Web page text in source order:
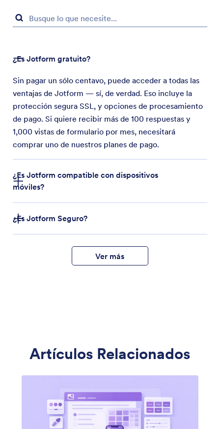
¿Es Jotform gratuito?
Sin pagar un sólo centavo, puede acceder a todas las
ventajas de Jotform — sí, de verdad. Eso incluye la
protección segura SSL, y opciones de procesamiento
de pago. Si quiere recibir más de 100 respuestas y
1,000 vistas de formulario por mes, necesitará
comprar uno de nuestros planes de pago.
¿Es Jotform compatible con dispositivos
móviles?
¿Es Jotform Seguro?
cumplimiento, el nivel 1 de
un cifrado SSL de 256 bits
encriptar sus formularios
Ver más
Artículos Relacionados